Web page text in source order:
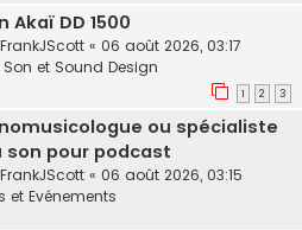
DD 1500
FrankJScott « 06 août 2026, 03:17
et Sound Design
1 2 3
ou spécialiste
son pour podcast
FrankJScott « 06 août 2026, 03:15
et Evénements